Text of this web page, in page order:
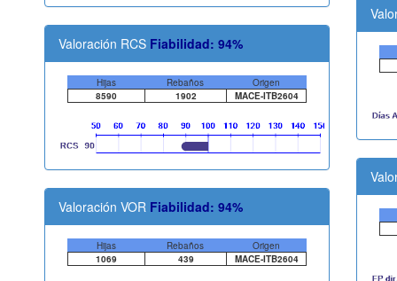
Valoración RCS Fiabilidad: 94%
Hijas Rebaños
Origen
8590
1902 MACE-ITB2604
Valoración VOR Fiabilidad: 94%
Hijas Rebaños
Origen
1069
439 MACE-ITB2604